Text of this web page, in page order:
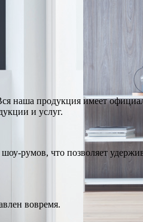
наша продукция имеет
и услуг.
румов, что позволяет
вовремя.